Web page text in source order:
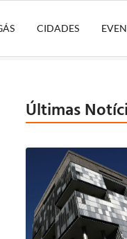
CIDADES
Últimas